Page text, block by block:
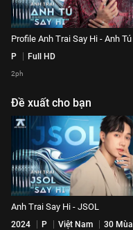
Profile Anh Trai Say Hi - Anh Tú
P Full HD
2ph
Đề xuất cho bạn
Anh Trai Say Hi - JSOL
2024 P Việt Nam
30 Mùa